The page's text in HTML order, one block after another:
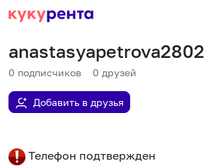
anastasyapetrova2802
0 подписчиков 0 друзей
Добавить в друзья
Телефон подтвержден